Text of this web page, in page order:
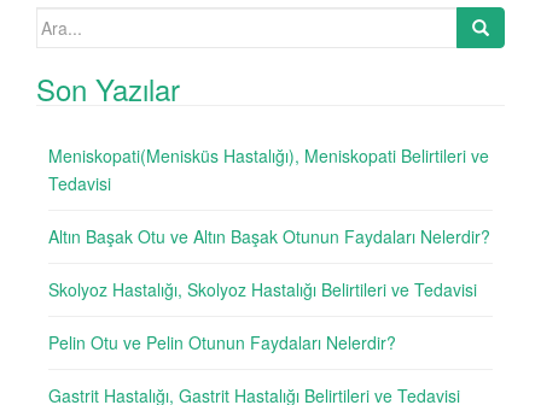
Search
Son Yazılar
Meniskopati(Menisküs Hastalığı), Meniskopati Belirtileri ve
Tedavisi
Altın Başak Otu ve Altın Başak Otunun Faydaları Nelerdir?
Skolyoz Hastalığı, Skolyoz Hastalığı Belirtileri ve Tedavisi
Pelin Otu ve Pelin Otunun Faydaları Nelerdir?
Gastrit Hastalığı, Gastrit Hastalığı Belirtileri ve Tedavisi